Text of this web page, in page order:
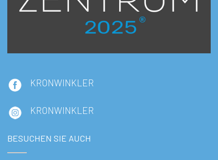
KRONWINKLER
KRONWINKLER
BESUCHEN SIE AUCH